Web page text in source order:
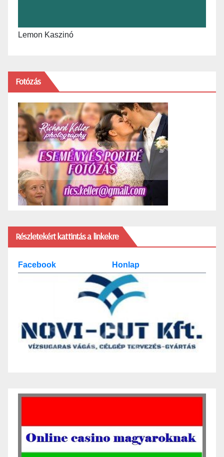
Lemon Kaszinó
Fotózás
Részletekért kattintás a linkekre
Facebook Honlap